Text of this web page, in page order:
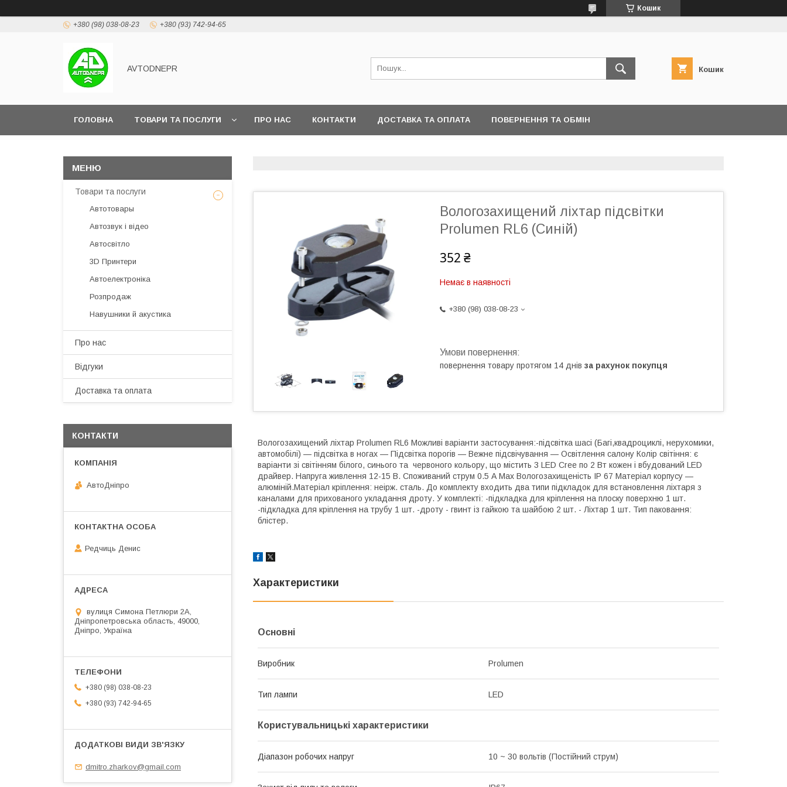
Кошик
+380 (98) 038-08-23 +380 (93) 742-94-65
AVTODNEPR Кошик
ГОЛОВНА ТОВАРИ ТА ПОСЛУГИ ПРО НАС КОНТАКТИ ДОСТАВКА ТА ОПЛАТА ПОВЕРНЕННЯ ТА ОБМІН
Вологозахищений ліхтар підсвітки
Prolumen RL6 (Синій)
352 ₴
Немає в наявності
+380 (98) 038-08-23
повернення товару протягом 14 днів за рахунок покупця
Вологозахищений ліхтар Prolumen RL6 Можливі варіанти застосування:-підсвітка шасі (Багі,квадроциклі, нерухомики,
автомобілі) — підсвітка в ногах — Підсвітка порогів — Вежне підсвічування — Освітлення салону Колір світіння: є
варіанти зі світінням білого, синього та червоного кольору, що містить 3 LED Cree по 2 Вт кожен і вбудований LED
драйвер. Напруга живлення 12-15 В. Споживаний струм 0.5 А Max Вологозахищеність IP 67 Матеріал корпусу —
алюміній.Матеріал кріплення: неірж. сталь. До комплекту входить два типи підкладок для встановлення ліхтаря з
каналами для прихованого укладання дроту. У комплекті: -підкладка для кріплення на плоску поверхню 1 шт.
-підкладка для кріплення на трубу 1 шт. -дроту - гвинт із гайкою та шайбою 2 шт. - Ліхтар 1 шт. Тип паковання:
блістер.
Характеристики
Основні
Виробник Prolumen
Тип лампи LED
Користувальницькі характеристики
Діапазон робочих напруг 10 ~ 30 вольтів (Постійний струм)
Товари та послуги
Автотовары
Автозвук і відео
Автосвітло
3D Принтери
Автоелектроніка
Розпродаж
Навушники й акустика
Про нас
Відгуки
Доставка та оплата
КОНТАКТИ
АвтоДнiпро
Редчиць Денис
вулиця Симона Петлюри 2А,
Дніпропетровська область, 49000,
Дніпро, Україна
+380 (98) 038-08-23
+380 (93) 742-94-65
dmitro.zharkov@gmail.com